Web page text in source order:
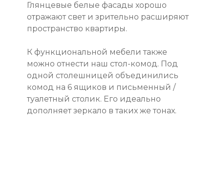
Глянцевые белые фасады хорошо
отражают свет и зрительно расширяют
пространство квартиры.
К функциональной мебели также
можно отнести наш стол-комод. Под
одной столешницей объединились
комод на 6 ящиков и письменный /
туалетный столик. Его идеально
дополняет зеркало в таких же тонах.